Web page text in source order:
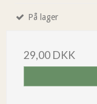
På lager
29,00 DKK